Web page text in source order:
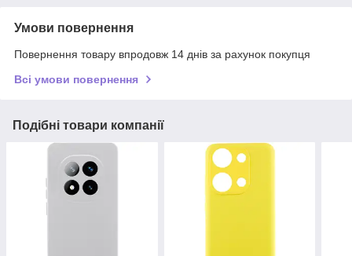
Умови повернення
Повернення товару впродовж 14 днів за рахунок покупця
Всі умови повернення
Подібні товари компанії